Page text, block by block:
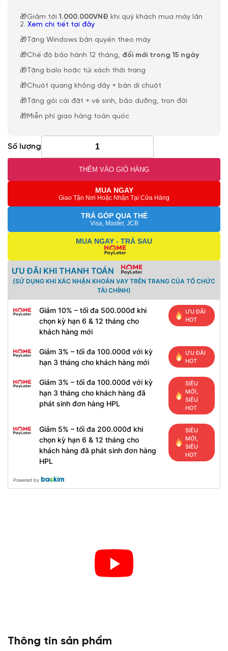
🎁Giảm tới 1.000.000VNĐ khi quý khách mua máy lần
2. Xem chi tiết tại đây
🎁Tặng Windows bản quyền theo máy
🎁Chế độ bảo hành 12 tháng, đổi mới trong 15 ngày
🎁Tặng balo hoặc túi xách thời trang
🎁Chuột quang không dây + bàn di chuột
🎁Tặng gói cài đặt + vệ sinh, bảo dưỡng, trọn đời
🎁Miễn phí giao hàng toàn quốc
Số lượng
THÊM VÀO GIỎ HÀNG
MUA NGAY
Giao Tận Nơi Hoặc Nhận Tại Cửa Hàng
TRẢ GÓP QUA THẺ
Visa, Master, JCB
MUA NGAY - TRẢ SAU
ƯU ĐÃI KHI THANH TOÁN
(SỬ DỤNG KHI XÁC NHẬN KHOẢN VAY TRÊN TRANG CỦA TỔ CHỨC
TÀI CHÍNH)
Giảm 10% – tối đa 500.000đ khi
chọn kỳ hạn 6 & 12 tháng cho
khách hàng mới
ƯU ĐÃI
HOT
Giảm 3% – tối đa 100.000đ với kỳ
hạn 3 tháng cho khách hàng mới
ƯU ĐÃI
HOT
Giảm 3% – tối đa 100.000đ với kỳ
hạn 3 tháng cho khách hàng đã
phát sinh đơn hàng HPL
SIÊU
MỚI,
SIÊU
HOT
Giảm 5% – tối đa 200.000đ khi
chọn kỳ hạn 6 & 12 tháng cho
khách hàng đã phát sinh đơn hàng
HPL
SIÊU
MỚI,
SIÊU
HOT
Powered by
Thông tin sản phẩm